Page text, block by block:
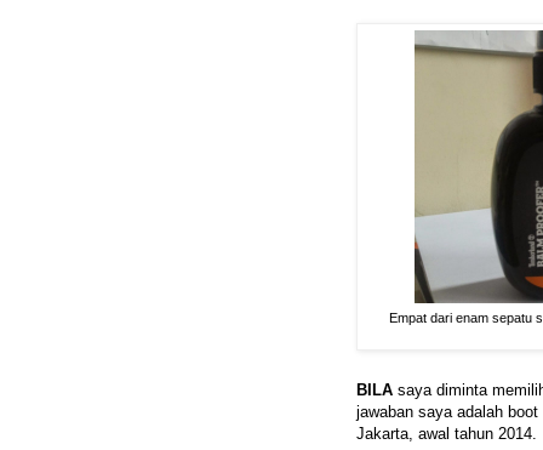
Empat dari enam sepatu
BILA saya diminta
jawaban saya adalah
Jakarta, awal tahun 2014.